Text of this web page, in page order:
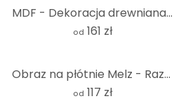
MDF - Dekoracja drewniana mapa świata 3D
od 161 zł
Obraz na płótnie Melz - Razem
od 117 zł